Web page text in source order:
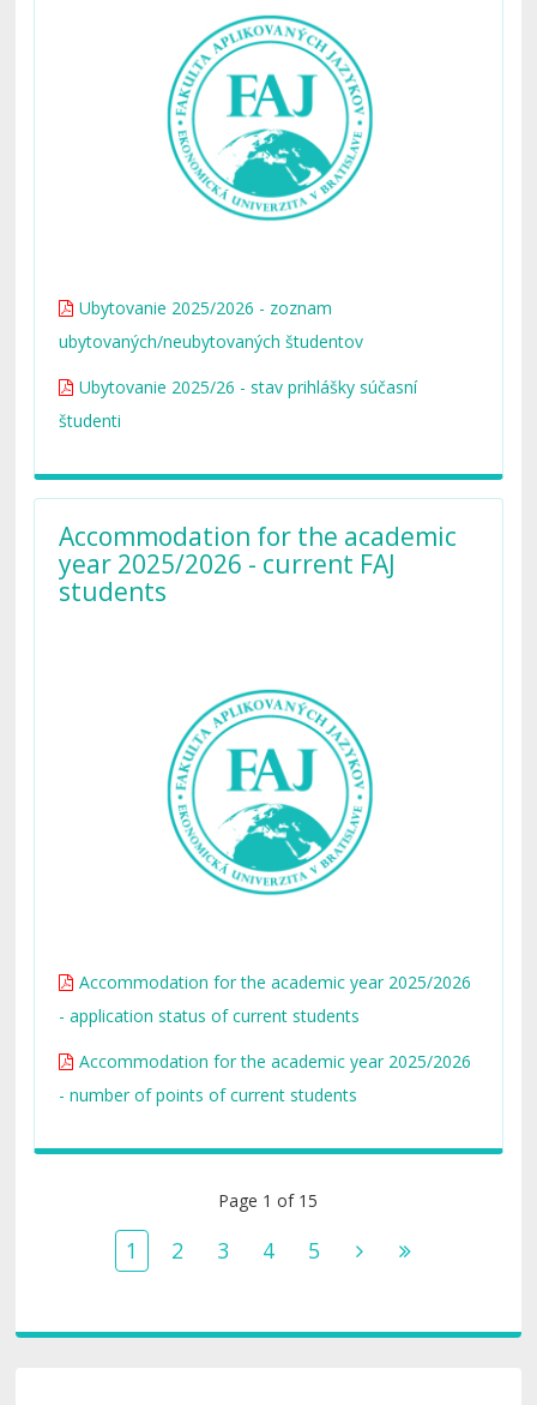
Ubytovanie 2025/2026 - zoznam
ubytovaných/neubytovaných študentov
Ubytovanie 2025/26 - stav prihlášky súčasní
študenti
Accommodation for the academic
year 2025/2026 - current FAJ
students
Accommodation for the academic year 2025/2026
- application status of current students
Accommodation for the academic year 2025/2026
- number of points of current students
Page 1 of 15
1 2 3 4 5